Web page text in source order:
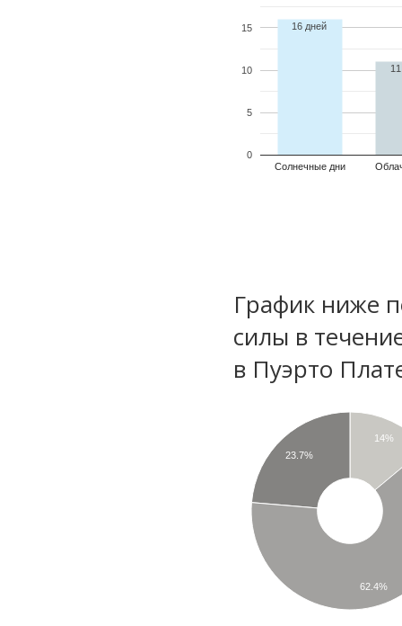
Солнечные дни
0
5
10
15 16 дней
График ниже
силы в
в Пуэрто
14%
23.7%
62.4%